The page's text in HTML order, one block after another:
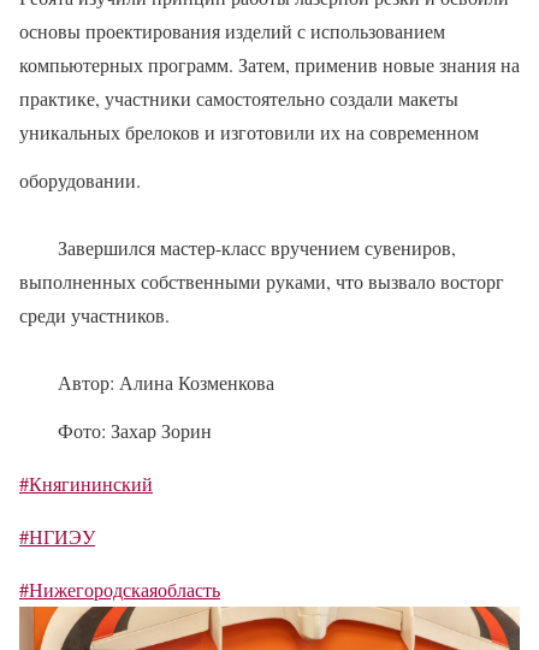
основы проектирования изделий с использованием
компьютерных программ. Затем, применив новые знания на
практике, участники самостоятельно создали макеты
уникальных брелоков и изготовили их на современном
оборудовании.
Завершился мастер-класс вручением сувениров,
выполненных собственными руками, что вызвало восторг
среди участников.
Автор: Алина Козменкова
Фото: Захар Зорин
#Княгининский
#НГИЭУ
#Нижегородскаяобласть